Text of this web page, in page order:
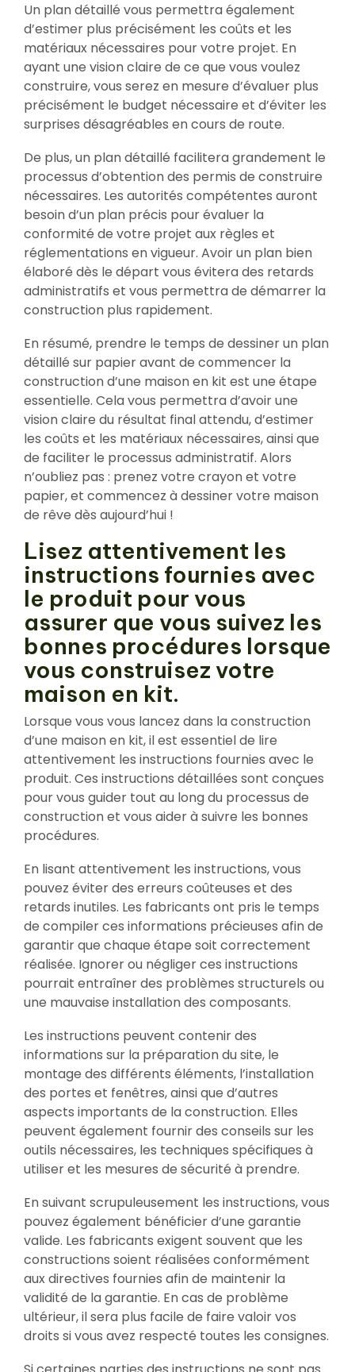
Un plan détaillé vous permettra également
d’estimer plus précisément les coûts et les
matériaux nécessaires pour votre projet. En
ayant une vision claire de ce que vous voulez
construire, vous serez en mesure d’évaluer plus
précisément le budget nécessaire et d’éviter les
surprises désagréables en cours de route.
De plus, un plan détaillé facilitera grandement le
processus d’obtention des permis de construire
nécessaires. Les autorités compétentes auront
besoin d’un plan précis pour évaluer la
conformité de votre projet aux règles et
réglementations en vigueur. Avoir un plan bien
élaboré dès le départ vous évitera des retards
administratifs et vous permettra de démarrer la
construction plus rapidement.
En résumé, prendre le temps de dessiner un plan
détaillé sur papier avant de commencer la
construction d’une maison en kit est une étape
essentielle. Cela vous permettra d’avoir une
vision claire du résultat final attendu, d’estimer
les coûts et les matériaux nécessaires, ainsi que
de faciliter le processus administratif. Alors
n’oubliez pas : prenez votre crayon et votre
papier, et commencez à dessiner votre maison
de rêve dès aujourd’hui !
Lisez attentivement les
instructions fournies avec
le produit pour vous
assurer que vous suivez les
bonnes procédures lorsque
vous construisez votre
maison en kit.
Lorsque vous vous lancez dans la construction
d’une maison en kit, il est essentiel de lire
attentivement les instructions fournies avec le
produit. Ces instructions détaillées sont conçues
pour vous guider tout au long du processus de
construction et vous aider à suivre les bonnes
procédures.
En lisant attentivement les instructions, vous
pouvez éviter des erreurs coûteuses et des
retards inutiles. Les fabricants ont pris le temps
de compiler ces informations précieuses afin de
garantir que chaque étape soit correctement
réalisée. Ignorer ou négliger ces instructions
pourrait entraîner des problèmes structurels ou
une mauvaise installation des composants.
Les instructions peuvent contenir des
informations sur la préparation du site, le
montage des différents éléments, l’installation
des portes et fenêtres, ainsi que d’autres
aspects importants de la construction. Elles
peuvent également fournir des conseils sur les
outils nécessaires, les techniques spécifiques à
utiliser et les mesures de sécurité à prendre.
En suivant scrupuleusement les instructions, vous
pouvez également bénéficier d’une garantie
valide. Les fabricants exigent souvent que les
constructions soient réalisées conformément
aux directives fournies afin de maintenir la
validité de la garantie. En cas de problème
ultérieur, il sera plus facile de faire valoir vos
droits si vous avez respecté toutes les consignes.